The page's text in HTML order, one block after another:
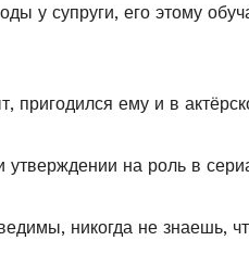
у супруги, его этому
пригодился ему и в
на роль в
никогда не знаешь,